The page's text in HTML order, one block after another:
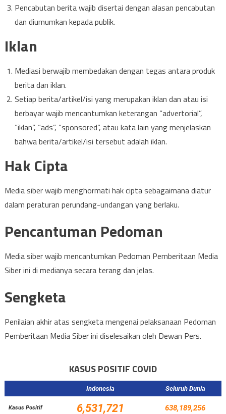
Pencabutan berita wajib disertai dengan alasan pencabutan
dan diumumkan kepada publik.
Iklan
Mediasi berwajib membedakan dengan tegas antara produk
berita dan iklan.
Setiap berita/artikel/isi yang merupakan iklan dan atau isi
berbayar wajib mencantumkan keterangan “advertorial”,
“iklan”, “ads”, “sponsored”, atau kata lain yang menjelaskan
bahwa berita/artikel/isi tersebut adalah iklan.
Hak Cipta
Media siber wajib menghormati hak cipta sebagaimana diatur
dalam peraturan perundang-undangan yang berlaku.
Pencantuman Pedoman
Media siber wajib mencantumkan Pedoman Pemberitaan Media
Siber ini di medianya secara terang dan jelas.
Sengketa
Penilaian akhir atas sengketa mengenai pelaksanaan Pedoman
Pemberitaan Media Siber ini diselesaikan oleh Dewan Pers.
KASUS POSITIF COVID